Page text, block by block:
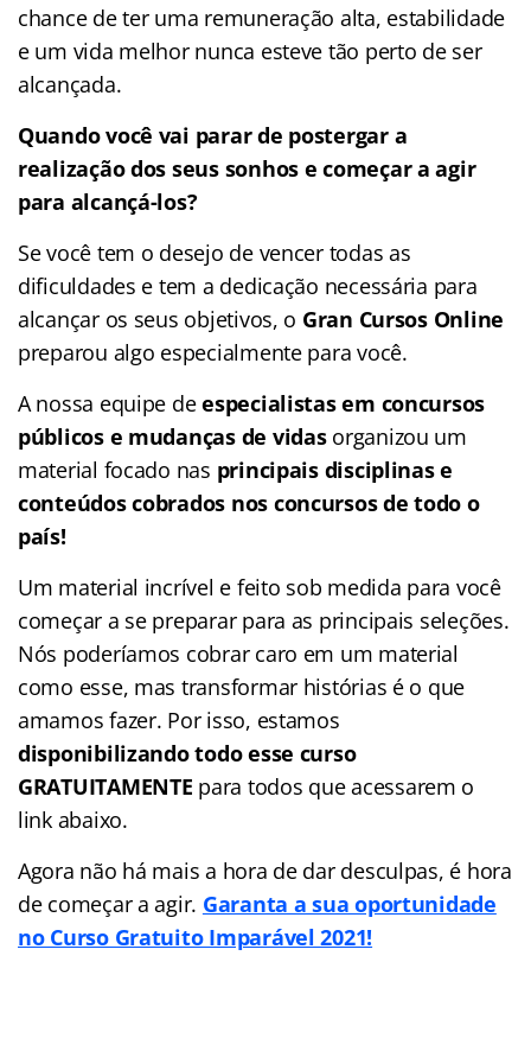
chance de ter uma remuneração alta, estabilidade
e um vida melhor nunca esteve tão perto de ser
alcançada.
Quando você vai parar de postergar a
realização dos seus sonhos e começar a agir
para alcançá-los?
Se você tem o desejo de vencer todas as
dificuldades e tem a dedicação necessária para
alcançar os seus objetivos, o Gran Cursos Online
preparou algo especialmente para você.
A nossa equipe deespecialistas em concursos
públicos e mudanças de vidasorganizou um
material focado nas principais disciplinas e
conteúdos cobrados nos concursos de todo o
país!
Um material incrível e feito sob medida para você
começar a se preparar para as principais seleções.
Nós poderíamos cobrar caro em um material
como esse, mas transformar histórias é o que
amamos fazer. Por isso, estamos
disponibilizando todo esse curso
GRATUITAMENTE para todos que acessarem o
link abaixo.
Agora não há mais a hora de dar desculpas, é hora
de começar a agir. Garanta a sua oportunidade
no Curso Gratuito Imparável 2021!